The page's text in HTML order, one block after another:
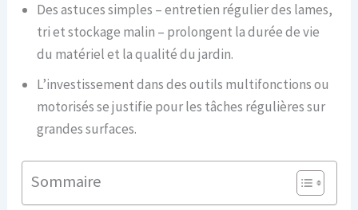
Des astuces simples – entretien régulier des lames,
tri et stockage malin – prolongent la durée de vie
du matériel et la qualité du jardin.
L’investissement dans des outils multifonctions ou
motorisés se justifie pour les tâches régulières sur
grandes surfaces.
Sommaire